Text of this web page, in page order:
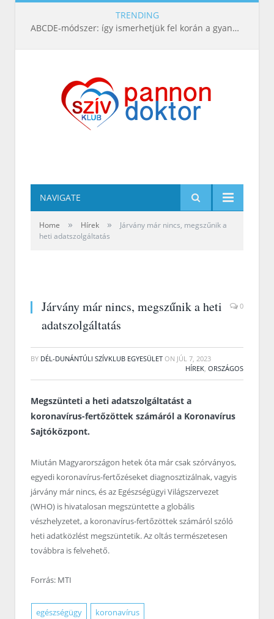
TRENDING
ABCDE‑módszer: így ismerhetjük fel korán a gyanús bőrelváltozásokat
NAVIGATE
Home » Hírek »
Járvány már nincs, megszűnik a
heti adatszolgáltatás
Járvány már nincs, megszűnik a heti
adatszolgáltatás
0
BY DÉL-DUNÁNTÚLI SZÍVKLUB EGYESÜLET ON JÚL 7, 2023
HÍREK, ORSZÁGOS
Megszünteti a heti adatszolgáltatást a
koronavírus-fertőzöttek számáról a Koronavírus
Sajtóközpont.
Miután Magyarországon hetek óta már csak szórványos,
egyedi koronavírus-fertőzéseket diagnosztizálnak, vagyis
járvány már nincs, és az Egészségügyi Világszervezet
(WHO) is hivatalosan megszüntette a globális
vészhelyzetet, a koronavírus-fertőzöttek számáról szóló
heti adatközlést megszüntetik. Az oltás természetesen
továbbra is felvehető.
Forrás: MTI
egészségügy
koronavírus